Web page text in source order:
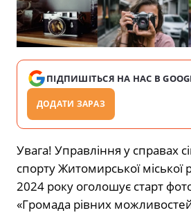
ПІДПИШІТЬСЯ НА НАС В
ДОДАТИ ЗАРАЗ
Увага! Управління у справах
спорту Житомирської міської
2024 року оголошує старт
«Громада рівних